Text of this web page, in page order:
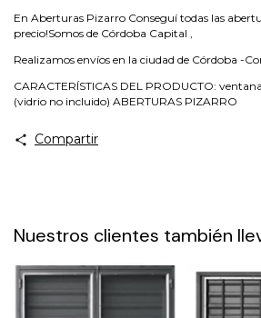
En Aberturas Pizarro Conseguí todas las
precio!Somos de Córdoba Capital ,
Realizamos envíos en la ciudad de Córdoba -
CARACTERÍSTICAS DEL PRODUCTO:
(vidrio no incluido) ABERTURAS PIZARRO
Compartir
Nuestros clientes también